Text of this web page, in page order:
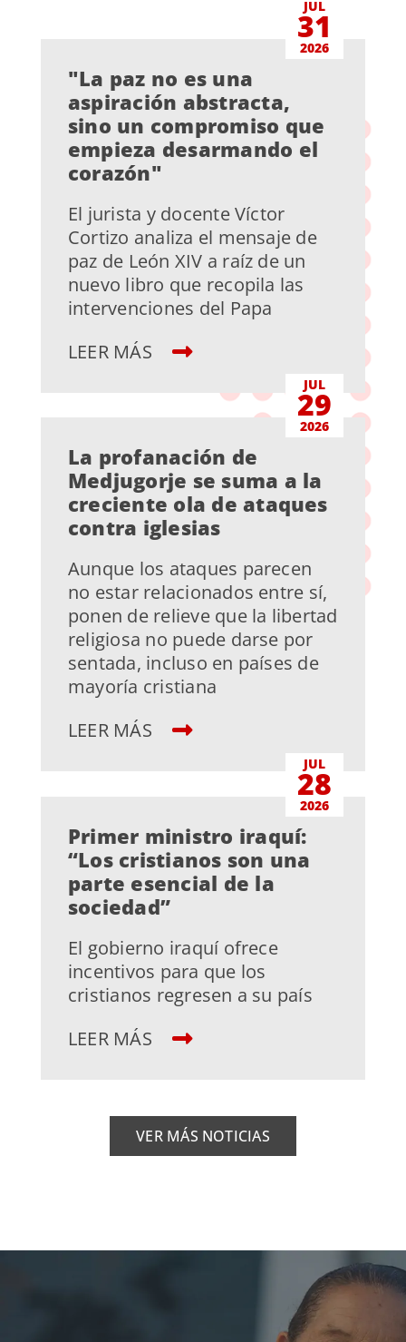
JUL
31
2026
"La paz no es una
aspiración abstracta,
sino un compromiso que
empieza desarmando el
corazón"
El jurista y docente Víctor
Cortizo analiza el mensaje de
paz de León XIV a raíz de un
nuevo libro que recopila las
intervenciones del Papa
LEER MÁS
JUL
29
2026
La profanación de
Medjugorje se suma a la
creciente ola de ataques
contra iglesias
Aunque los ataques parecen
no estar relacionados entre sí,
ponen de relieve que la libertad
religiosa no puede darse por
sentada, incluso en países de
mayoría cristiana
LEER MÁS
JUL
28
2026
Primer ministro iraquí:
“Los cristianos son una
parte esencial de la
sociedad”
El gobierno iraquí ofrece
incentivos para que los
cristianos regresen a su país
LEER MÁS
VER MÁS NOTICIAS